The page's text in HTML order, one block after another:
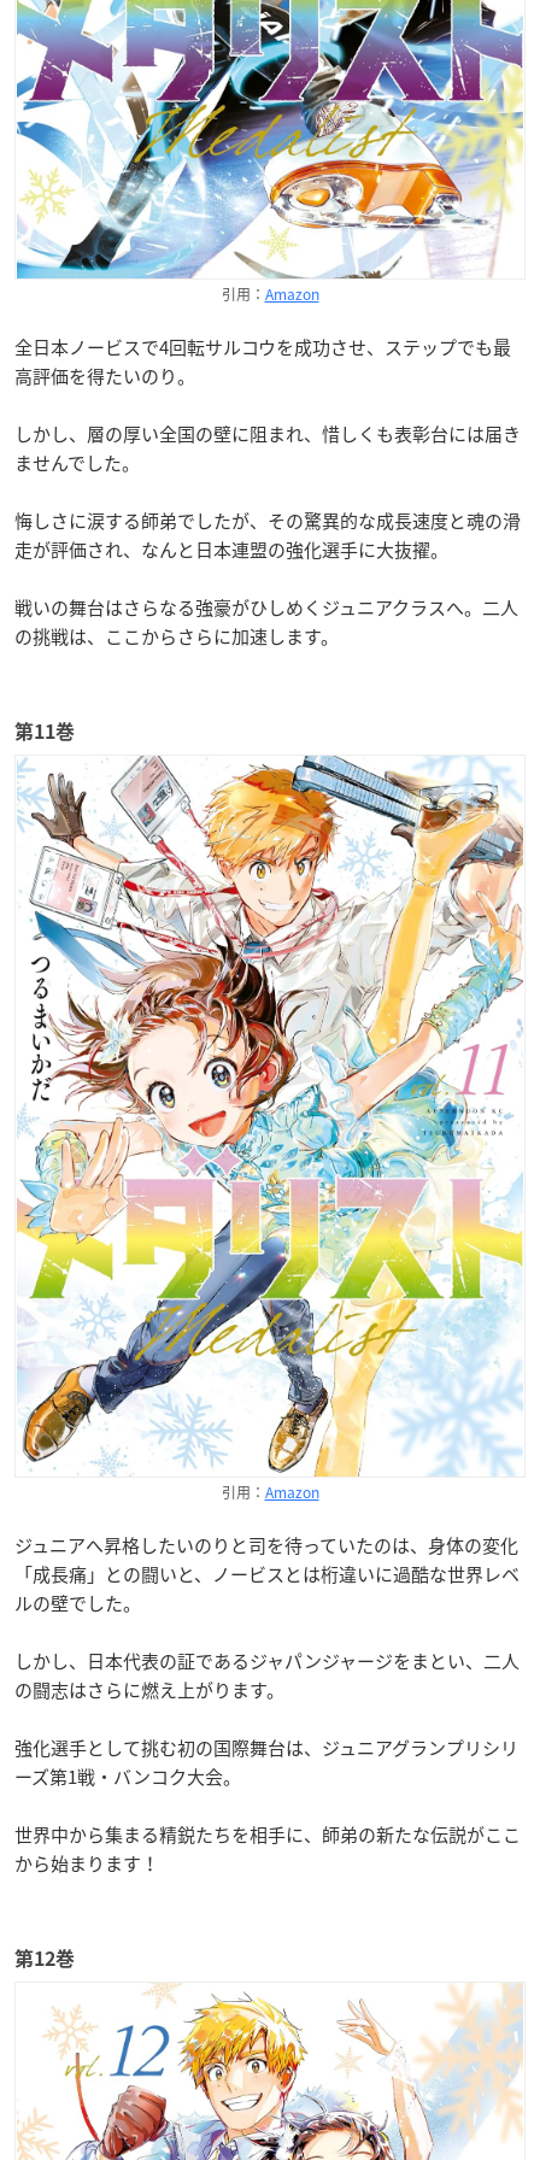
引用： Amazon
全日本ノービスで4回転サルコウを成功させ、ステップでも最
高評価を得たいのり。
しかし、層の厚い全国の壁に阻まれ、惜しくも表彰台には届き
ませんでした。
悔しさに涙する師弟でしたが、その驚異的な成長速度と魂の滑
走が評価され、なんと日本連盟の強化選手に大抜擢。
戦いの舞台はさらなる強豪がひしめくジュニアクラスへ。二人
の挑戦は、ここからさらに加速します。
第11巻
引用： Amazon
ジュニアへ昇格したいのりと司を待っていたのは、身体の変化
「成長痛」との闘いと、ノービスとは桁違いに過酷な世界レベ
ルの壁でした。
しかし、日本代表の証であるジャパンジャージをまとい、二人
の闘志はさらに燃え上がります。
強化選手として挑む初の国際舞台は、ジュニアグランプリシリ
ーズ第1戦・バンコク大会。
世界中から集まる精鋭たちを相手に、師弟の新たな伝説がここ
から始まります！
第12巻